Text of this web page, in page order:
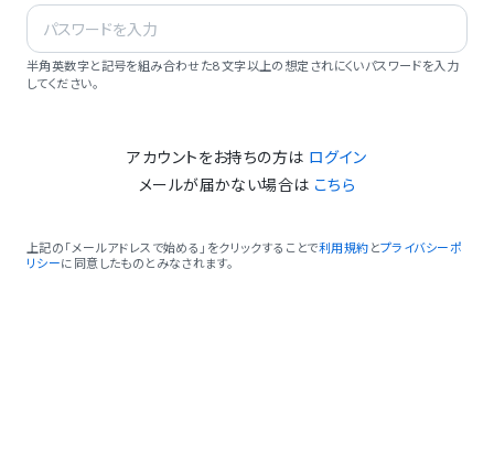
半角英数字と記号を組み合わせた8文字以上の想定されにくいパスワードを入力
してください。
アカウントをお持ちの方は ログイン
メールが届かない場合は こちら
上記の「メールアドレスで始める」をクリックすることで利用規約 とプライバシーポ
リシーに同意したものとみなされます。